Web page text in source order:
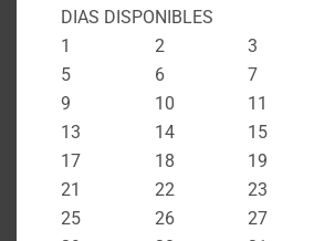
TIEMPO DISPONIBLE PARA EL
ESCRIBE MAS DETALLES SOBRE
QUIERES TU EXPERIENCIA
0 caracteres / 0 palabras
DIAS DISPONIBLES
1
2 3
5
6 7
9
10 11
13
14 15
17
18 19
21
22 23
25
26 27